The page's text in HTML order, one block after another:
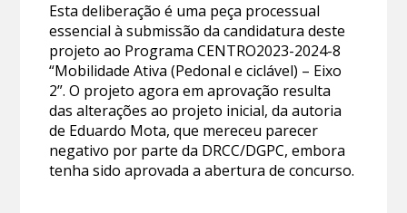
Esta deliberação é uma peça processual
essencial à submissão da candidatura deste
projeto ao Programa CENTRO2023-2024-8
“Mobilidade Ativa (Pedonal e ciclável) – Eixo
2”. O projeto agora em aprovação resulta
das alterações ao projeto inicial, da autoria
de Eduardo Mota, que mereceu parecer
negativo por parte da DRCC/DGPC, embora
tenha sido aprovada a abertura de concurso.